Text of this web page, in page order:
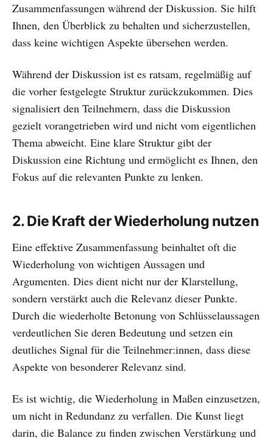
Zusammenfassungen während der Diskussion. Sie hilft
Ihnen, den Überblick zu behalten und sicherzustellen,
dass keine wichtigen Aspekte übersehen werden.
Während der Diskussion ist es ratsam, regelmäßig auf
die vorher festgelegte Struktur zurückzukommen. Dies
signalisiert den Teilnehmern, dass die Diskussion
gezielt vorangetrieben wird und nicht vom eigentlichen
Thema abweicht. Eine klare Struktur gibt der
Diskussion eine Richtung und ermöglicht es Ihnen, den
Fokus auf die relevanten Punkte zu lenken.
2.Die Kraft der Wiederholung nutzen
Eine effektive Zusammenfassung beinhaltet oft die
Wiederholung von wichtigen Aussagen und
Argumenten. Dies dient nicht nur der Klarstellung,
sondern verstärkt auch die Relevanz dieser Punkte.
Durch die wiederholte Betonung von Schlüsselaussagen
verdeutlichen Sie deren Bedeutung und setzen ein
deutliches Signal für die Teilnehmer:innen, dass diese
Aspekte von besonderer Relevanz sind.
Es ist wichtig, die Wiederholung in Maßen einzusetzen,
um nicht in Redundanz zu verfallen. Die Kunst liegt
darin, die Balance zu finden zwischen Verstärkung und